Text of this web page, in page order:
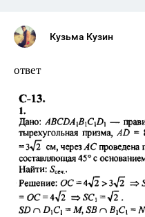
Кузьма Кузин
ответ